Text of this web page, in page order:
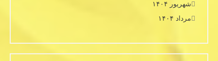
شهریور ۱۴۰۴
مرداد ۱۴۰۴